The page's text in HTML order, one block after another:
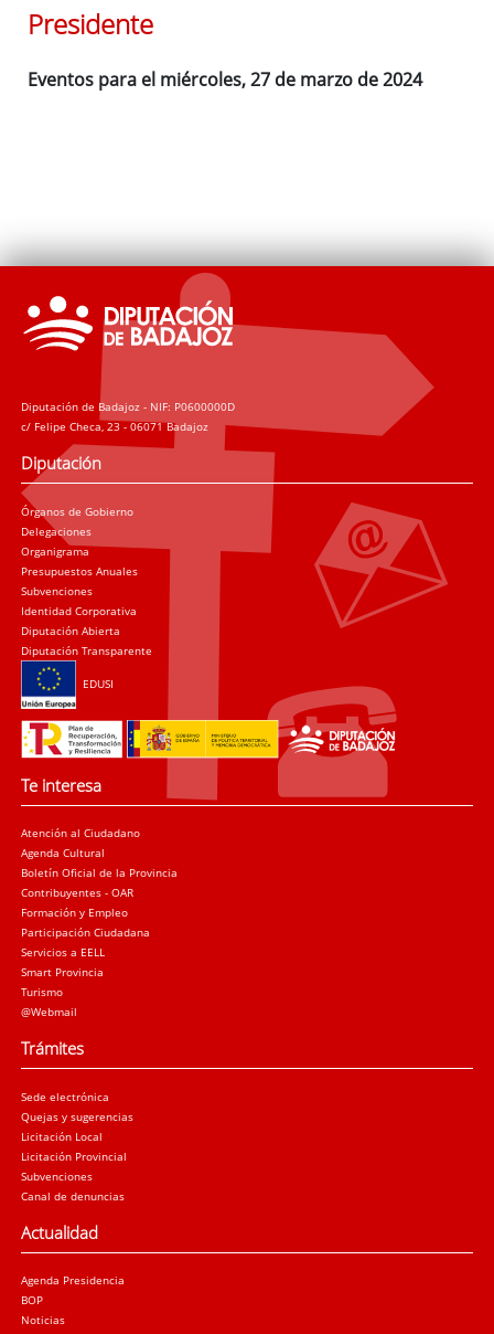
Presidente
Eventos para el miércoles, 27 de marzo de 2024
Diputación de Badajoz - NIF: P0600000D
c/ Felipe Checa, 23 - 06071 Badajoz
Diputación
Órganos de Gobierno
Delegaciones
Organigrama
Presupuestos Anuales
Subvenciones
Identidad Corporativa
Diputación Abierta
Diputación Transparente
EDUSI
Te interesa
Atención al Ciudadano
Agenda Cultural
Boletín Oficial de la Provincia
Contribuyentes - OAR
Formación y Empleo
Participación Ciudadana
Servicios a EELL
Smart Provincia
Turismo
@Webmail
Trámites
Sede electrónica
Quejas y sugerencias
Licitación Local
Licitación Provincial
Subvenciones
Canal de denuncias
Actualidad
Agenda Presidencia
BOP
Noticias